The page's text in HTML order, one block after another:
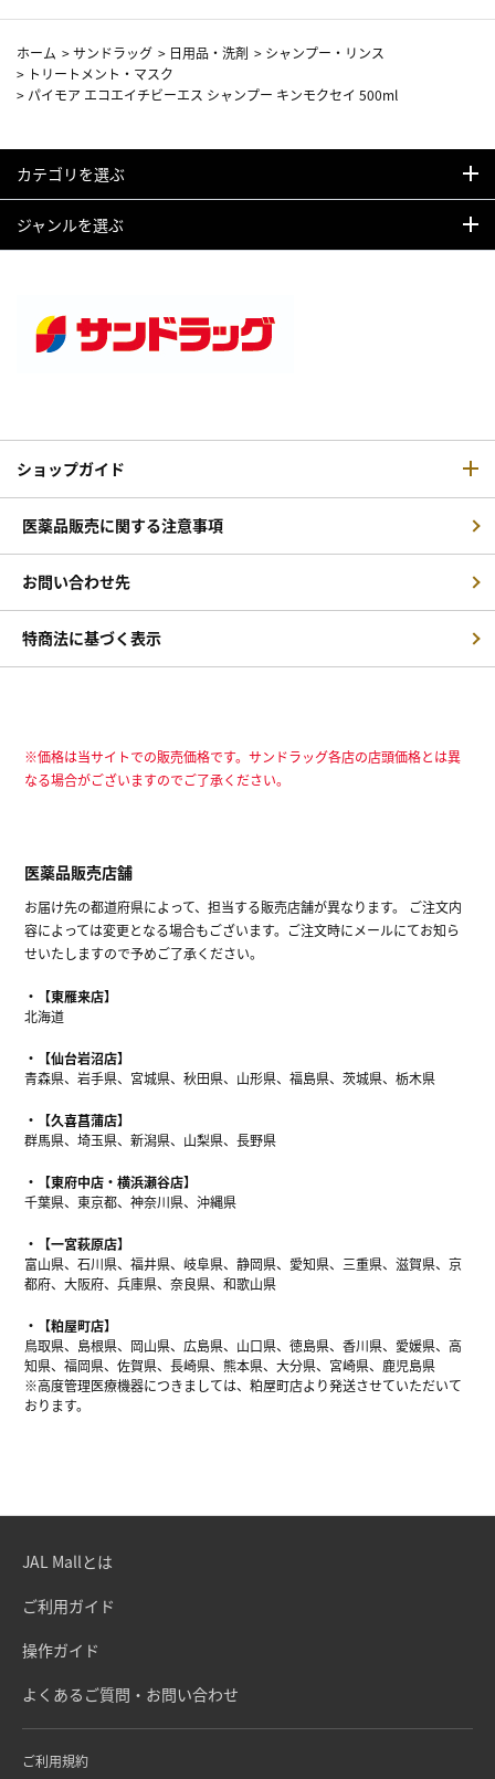
ホーム >サンドラッグ > 日用品・洗剤 > シャンプー・リンス
> トリートメント・マスク
> パイモア エコエイチビーエス シャンプー キンモクセイ 500ml
カテゴリを選ぶ
ジャンルを選ぶ
ショップガイド
医薬品販売に関する注意事項
お問い合わせ先
特商法に基づく表示
※価格は当サイトでの販売価格です。サンドラッグ各店の店頭価格とは異
なる場合がございますのでご了承ください。
医薬品販売店舗
お届け先の都道府県によって、担当する販売店舗が異なります。 ご注文内
容によっては変更となる場合もございます。ご注文時にメールにてお知ら
せいたしますので予めご了承ください。
【東雁来店】
北海道
【仙台岩沼店】
青森県、岩手県、宮城県、秋田県、山形県、福島県、茨城県、栃木県
【久喜菖蒲店】
群馬県、埼玉県、新潟県、山梨県、長野県
【東府中店・横浜瀬谷店】
千葉県、東京都、神奈川県、沖縄県
【一宮萩原店】
富山県、石川県、福井県、岐阜県、静岡県、愛知県、三重県、滋賀県、京
都府、大阪府、兵庫県、奈良県、和歌山県
【粕屋町店】
鳥取県、島根県、岡山県、広島県、山口県、徳島県、香川県、愛媛県、高
知県、福岡県、佐賀県、長崎県、熊本県、大分県、宮崎県、鹿児島県
※高度管理医療機器につきましては、粕屋町店より発送させていただいて
おります。
JAL Mallとは
ご利用ガイド
操作ガイド
よくあるご質問・お問い合わせ
ご利用規約